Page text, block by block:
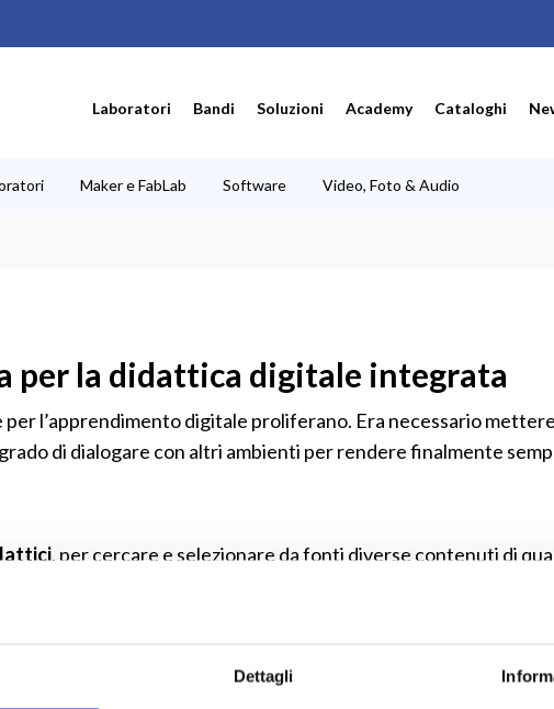
Dettagli
Laboratori Bandi Soluzioni Academy Cataloghi
Maker e FabLab Software Video, Foto & Audio
per la didattica digitale integrata
l’apprendimento digitale proliferano. Era necessario
di dialogare con altri ambienti per rendere finalmente
, per cercare e selezionare da fonti diverse contenuti di
) e creare lezioni
per utilizzare il web in modo attuale, consapevole e sicuro.
mirata di contenuti didattici scegliendo tra tre fonti